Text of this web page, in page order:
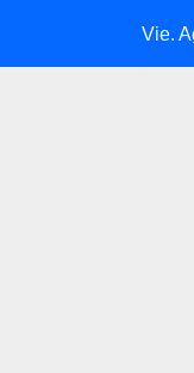
y extraer Vie.